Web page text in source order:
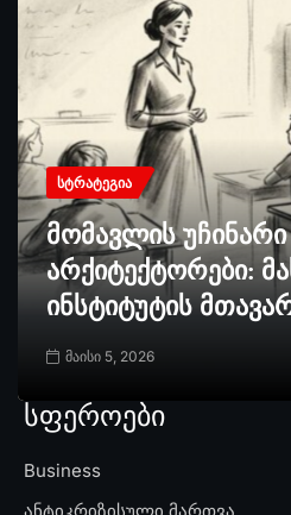
ᲡᲢᲠᲐᲢᲔᲒᲘᲐ
მომავლის უჩინარი
არქიტექტორები:
ინსტიტუტის
მაისი 5, 2026
სფეროები
Business